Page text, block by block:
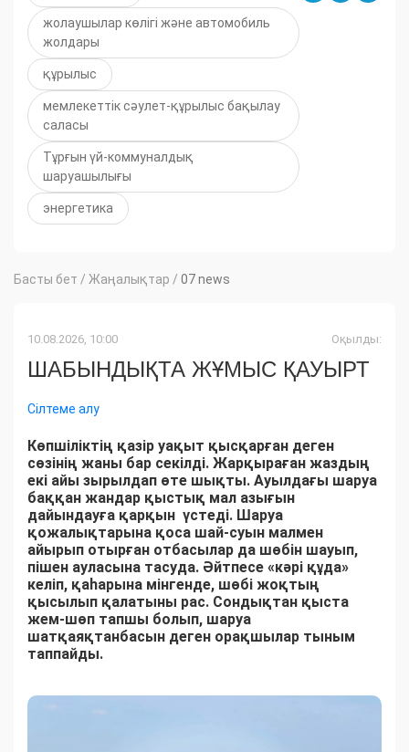
жолаушылар көлігі және автомобиль
жолдары
құрылыс
мемлекеттік сәулет-құрылыс бақылау
саласы
Тұрғын үй-коммуналдық
шаруашылығы
энергетика
Басты бет / Жаңалықтар / 07 news
10.08.2026, 10:00 Оқылды:
ШАБЫНДЫҚТА ЖҰМЫС ҚАУЫРТ
Сілтеме алу
Көпшіліктің қазір уақыт қысқарған деген
сөзінің жаны бар секілді. Жарқыраған жаздың
екі айы зырылдап өте шықты. Ауылдағы шаруа
баққан жандар қыстық мал азығын
дайындауға қарқын үстеді. Шаруа
қожалықтарына қоса шай-суын малмен
айырып отырған отбасылар да шөбін шауып,
пішен ауласына тасуда. Әйтпесе «кәрі құда»
келіп, қаһарына мінгенде, шөбі жоқтың
қысылып қалатыны рас. Сондықтан қыста
жем-шөп тапшы болып, шаруа
шатқаяқтанбасын деген орақшылар тыным
таппайды.